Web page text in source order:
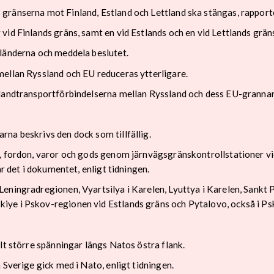
mot Finland, Estland och Lettland ska stängas,
Finlands gräns, samt en vid Estlands och en vid Lettlands
och meddela beslutet.
Ryssland och EU reduceras ytterligare.
mellan Ryssland och dess EU-
beskrivs den dock som tillfällig.
fordon, varor och gods genom järnvägsgränskontrollstationer
det i dokumentet, enligt tidningen.
Vyartsilya i Karelen, Lyuttya i Karelen, Sankt
i Pskov-regionen vid Estlands gräns och Pytalovo, också i
större spänningar längs Natos östra flank.
gick med i Nato, enligt tidningen.